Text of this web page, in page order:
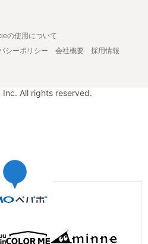
の使用について
シーポリシー 会社概要
採用情報
All rights reserved.